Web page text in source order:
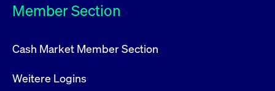
Member Section
Cash Market Member Section
Weitere Logins